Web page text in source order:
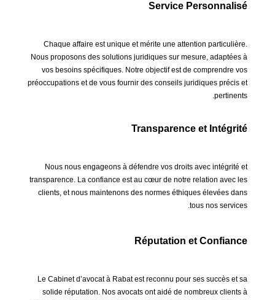
Service Personnalisé
Chaque affaire est unique et mérite une attention particulière.
Nous proposons des solutions juridiques sur mesure, adaptées à
vos besoins spécifiques. Notre objectif est de comprendre vos
préoccupations et de vous fournir des conseils juridiques précis et
pertinents.
Transparence et Intégrité
Nous nous engageons à défendre vos droits avec intégrité et
transparence. La confiance est au cœur de notre relation avec les
clients, et nous maintenons des normes éthiques élevées dans
tous nos services.
Réputation et Confiance
Le Cabinet d’avocat à Rabat est reconnu pour ses succès et sa
solide réputation. Nos avocats ont aidé de nombreux clients à